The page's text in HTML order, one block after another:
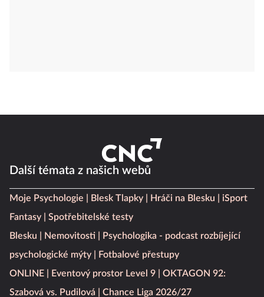
Další témata z našich webů
Moje Psychologie Blesk Tlapky Hráči na Blesku
iSport
Fantasy
Spotřebitelské testy
Blesku
Nemovitosti
Psychologika - podcast rozbíjející
psychologické mýty
Fotbalové přestupy
ONLINE
Eventový prostor Level 9
OKTAGON 92:
Szabová vs. Pudilová
Chance Liga 2026/27